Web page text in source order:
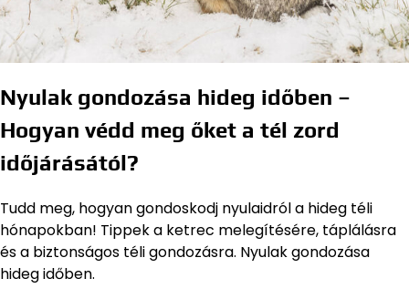
Nyulak gondozása hideg időben –
Hogyan védd meg őket a tél zord
időjárásától?
Tudd meg, hogyan gondoskodj nyulaidról a hideg téli
hónapokban! Tippek a ketrec melegítésére, táplálásra
és a biztonságos téli gondozásra. Nyulak gondozása
hideg időben.